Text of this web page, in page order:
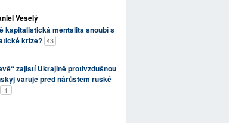
Veselý
kapitalistická mentalita snoubí s
krize? 43
zajistí Ukrajině protivzdušnou
varuje před nárůstem ruské
1